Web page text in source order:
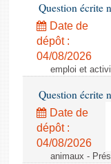
Question écrite
Date de
dépôt :
04/08/2026
emploi et
Question écrite
Date de
dépôt :
04/08/2026
animaux -